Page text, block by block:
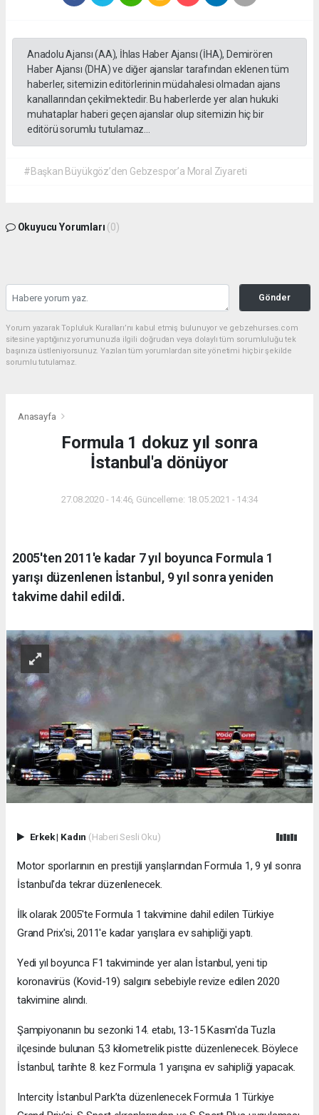
Anadolu Ajansı (AA), İhlas Haber Ajansı (İHA), Demirören
Haber Ajansı (DHA) ve diğer ajanslar tarafından eklenen tüm
haberler, sitemizin editörlerinin müdahalesi olmadan ajans
kanallarından çekilmektedir. Bu haberlerde yer alan hukuki
muhataplar haberi geçen ajanslar olup sitemizin hiç bir
editörü sorumlu tutulamaz...
#Başkan Büyükgöz’den Gebzespor’a Moral Ziyareti
Okuyucu Yorumları (0)
Gönder
Yorum yazarak Topluluk Kuralları’nı kabul etmiş bulunuyor ve gebzehurses.com
sitesine yaptığınız yorumunuzla ilgili doğrudan veya dolaylı tüm sorumluluğu tek
başınıza üstleniyorsunuz. Yazılan tüm yorumlardan site yönetimi hiçbir şekilde
sorumlu tutulamaz.
Anasayfa
Formula 1 dokuz yıl sonra
İstanbul'a dönüyor
27.08.2020 - 14:46, Güncelleme: 18.05.2021 - 14:34
2005'ten 2011'e kadar 7 yıl boyunca Formula 1
yarışı düzenlenen İstanbul, 9 yıl sonra yeniden
takvime dahil edildi.
Erkek| Kadın (Haberi Sesli Oku)
Motor sporlarının en prestijli yarışlarından Formula 1, 9 yıl sonra
İstanbul'da tekrar düzenlenecek.
İlk olarak 2005'te Formula 1 takvimine dahil edilen Türkiye
Grand Prix'si, 2011'e kadar yarışlara ev sahipliği yaptı.
Yedi yıl boyunca F1 takviminde yer alan İstanbul, yeni tip
koronavirüs (Kovid-19) salgını sebebiyle revize edilen 2020
takvimine alındı.
Şampiyonanın bu sezonki 14. etabı, 13-15 Kasım'da Tuzla
ilçesinde bulunan 5,3 kilometrelik pistte düzenlenecek. Böylece
İstanbul, tarihte 8. kez Formula 1 yarışına ev sahipliği yapacak.
Intercity İstanbul Park’ta düzenlenecek Formula 1 Türkiye